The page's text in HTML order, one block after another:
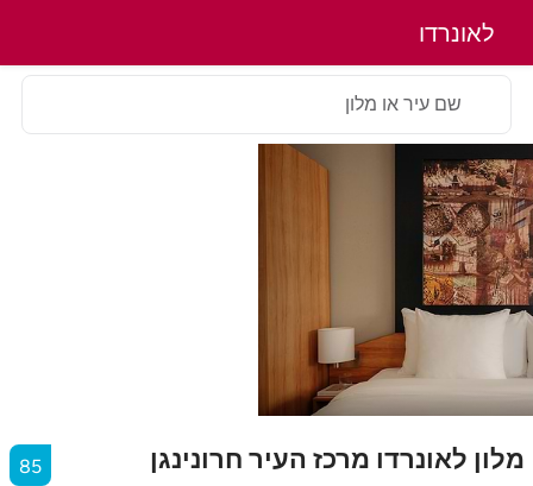
לאונרדו
מלון לאונרדו מרכז העיר חרונינגן 85
שם עיר או מלון